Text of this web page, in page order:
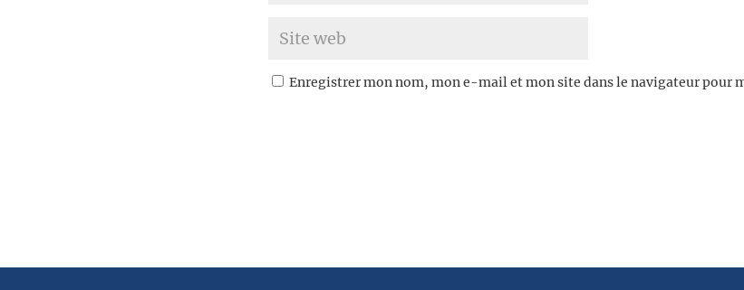
Enregistrer mon nom, mon e-mail et mon site dans le navigateur pour